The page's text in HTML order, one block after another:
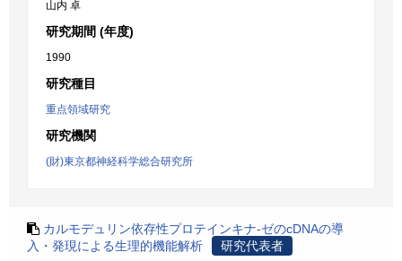
山内 卓
研究期間 (年度)
1990
研究種目
重点領域研究
研究機関
(財)東京都神経科学総合研究所
カルモデュリン依存性プロテインキナ-ゼのcDNAの導
入・発現による生理的機能解析
研究代表者